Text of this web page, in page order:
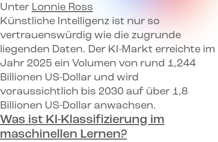
Unter Lonnie Ross
Künstliche Intelligenz ist nur so
vertrauenswürdig wie die zugrunde
liegenden Daten. Der KI-Markt erreichte im
Jahr 2025 ein Volumen von rund 1,244
Billionen US-Dollar und wird
voraussichtlich bis 2030 auf über 1,8
Billionen US-Dollar anwachsen.
Was ist KI-Klassifizierung im
maschinellen Lernen?